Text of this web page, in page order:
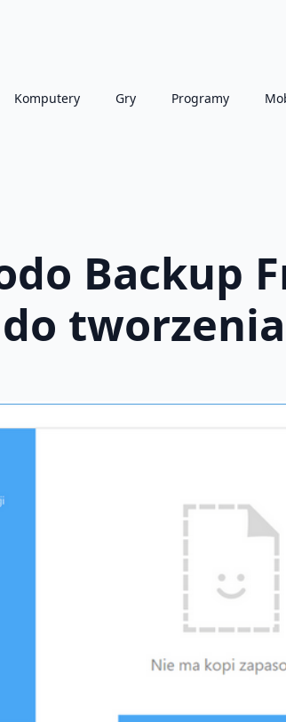
Komputery Gry Programy
Backup